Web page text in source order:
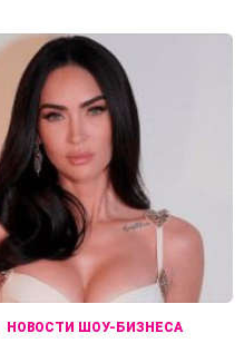
НОВОСТИ ШОУ-БИЗНЕСА